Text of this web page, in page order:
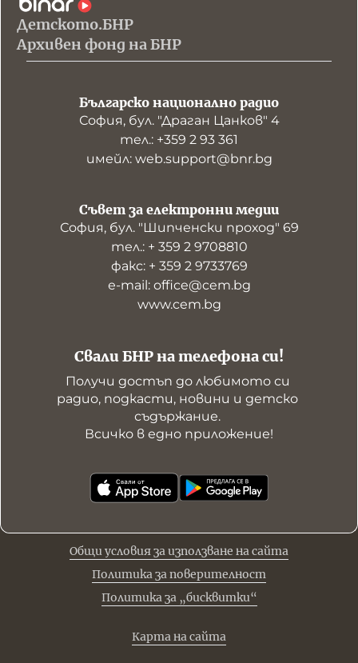
Детското.БНР
Архивен фонд на БНР
Българско национално радио
София, бул. "Драган Цанков" 4
тел.: +359 2 93 361
имейл: web.support@bnr.bg
Свали БНР на телефона си!
Получи достъп до любимото си
радио, подкасти, новини и детско
съдържание.
Всичко в едно приложение!
Съвет за електронни медии
София, бул. "Шипченски проход" 69
тел.: + 359 2 9708810
факс: + 359 2 9733769
е-mail: office@cem.bg
www.cem.bg
Общи условия за използване на сайта
Политика за поверителност
Политика за „бисквитки“
Карта на сайта